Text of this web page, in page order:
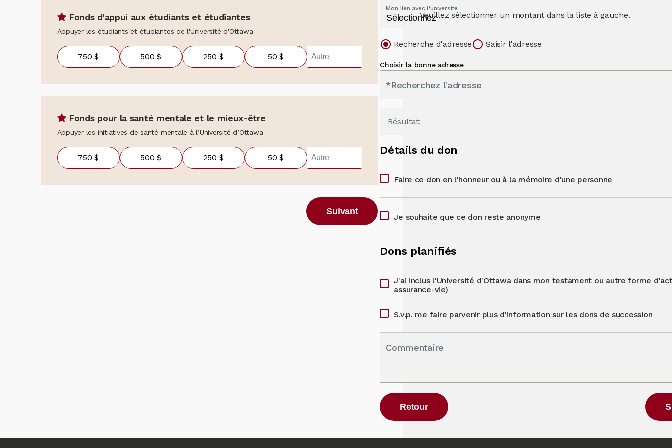
Fonds d'appui aux étudiants et étudiantes
Appuyer les étudiants et étudiantes de l'Université d'Ottawa
750 $ 500 $ 250 $ 50 $
Fonds pour la santé mentale et le mieux-être
Appuyer les initiatives de santé mentale à l’Université d’Ottawa
750 $ 500 $ 250 $ 50 $
Suivant
Mon lien avec l'université
Recherche d'adresse Saisir l'adresse
Choisir la bonne adresse
*Recherchez l'adresse
Résultat:
Détails du don
Faire ce don en l'honneur ou à la mémoire d'une personne
Je souhaite que ce don reste anonyme
Dons planifiés
J'ai inclus l'Université d'Ottawa dans mon testament ou autre forme
assurance-vie)
S.v.p. me faire parvenir plus d'information sur les dons de succession
Commentaire
Retour
Veuillez sélectionner un montant dans la liste à gauche.